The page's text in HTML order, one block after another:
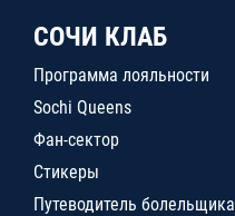
СОЧИ КЛАБ
Программа лояльности
Sochi Queens
Фан-сектор
Стикеры
Путеводитель болельщика